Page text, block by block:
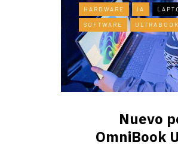
HARDWARE IA
SOFTWARE ULTRABOOK
Nuevo
OmniBook